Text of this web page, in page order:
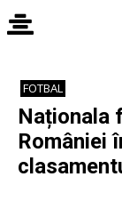
FOTBAL
Naționala
României